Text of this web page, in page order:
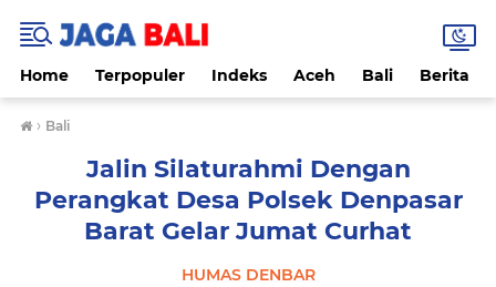
Home Terpopuler Indeks Aceh Bali Berita
› Bali
Jalin Silaturahmi Dengan
Perangkat Desa Polsek Denpasar
Barat Gelar Jumat Curhat
HUMAS DENBAR